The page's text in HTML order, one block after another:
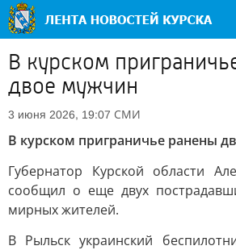
В курском
двое мужчин
3 июня 2026, 19:07 СМИ
В курском приграничье ранены
Губернатор Курской области
сообщил о еще двух
мирных жителей.
В Рыльск украинский